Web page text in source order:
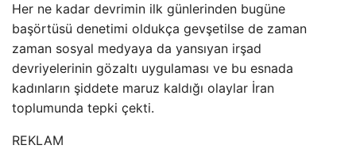
Her ne kadar devrimin ilk günlerinden bugüne
başörtüsü denetimi oldukça gevşetilse de zaman
zaman sosyal medyaya da yansıyan irşad
devriyelerinin gözaltı uygulaması ve bu esnada
kadınların şiddete maruz kaldığı olaylar İran
toplumunda tepki çekti.
REKLAM